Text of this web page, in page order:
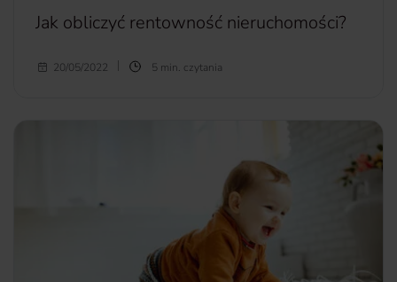
Jak obliczyć rentowność nieruchomości?
Planujesz zakup nieruchomości pod najem? Zastanawiasz
20/05/2022 5 min. czytania